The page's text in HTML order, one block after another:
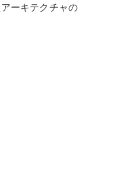
ーキテクチャの